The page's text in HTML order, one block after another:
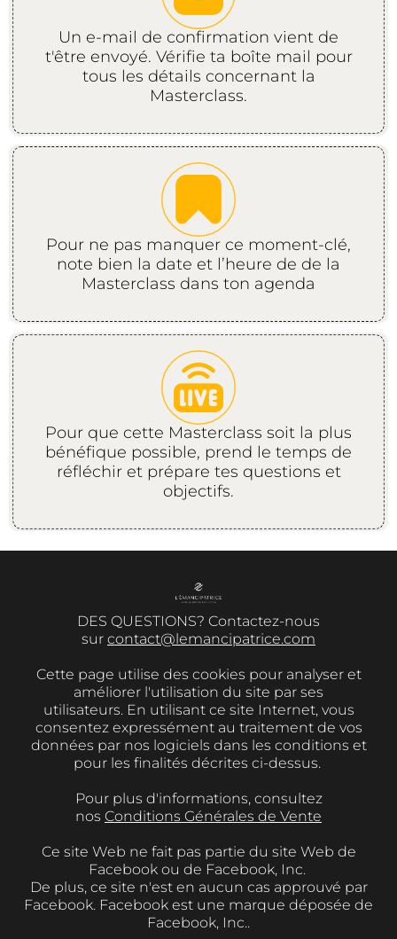
Un e-mail de confirmation vient de
t'être envoyé. Vérifie ta boîte mail pour
tous les détails concernant la
Masterclass.
Pour ne pas manquer ce moment-clé,
note bien la date et l’heure de de la
Masterclass dans ton agenda
Pour que cette Masterclass soit la plus
bénéfique possible, prend le temps de
réfléchir et prépare tes questions et
objectifs.
DES QUESTIONS? Contactez-nous
sur contact@lemancipatrice.com
Cette page utilise des cookies pour analyser et
améliorer l'utilisation du site par ses
utilisateurs. En utilisant ce site Internet, vous
consentez expressément au traitement de vos
données par nos logiciels dans les conditions et
pour les finalités décrites ci-dessus.
Pour plus d'informations, consultez
nos Conditions Générales de Vente
Ce site Web ne fait pas partie du site Web de
Facebook ou de Facebook, Inc.
De plus, ce site n'est en aucun cas approuvé par
Facebook. Facebook est une marque déposée de
Facebook, Inc..